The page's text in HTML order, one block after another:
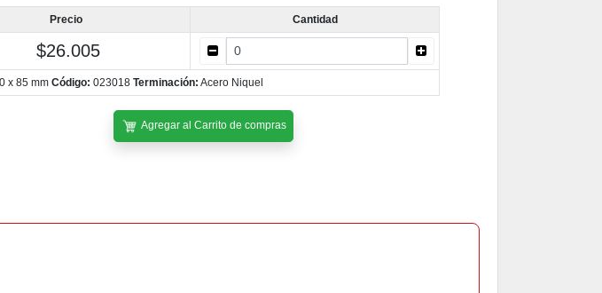
Precio Cantidad
$26.005
x 85 mm Código: 023018 Terminación: Acero Niquel
Agregar al Carrito de compras